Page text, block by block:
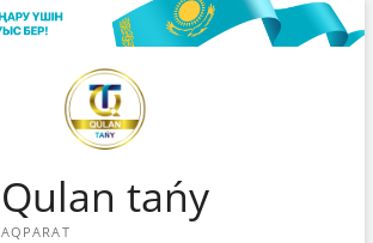
Qulan tańy
AQPARAT